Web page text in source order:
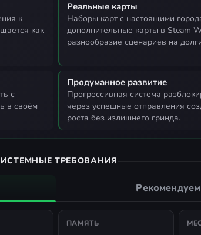
как
Реальные карты
наборы карт с настоящими городами мира, плюс
дополнительные карты в Steam
разнообразие сценариев на
в своём
Продуманное развитие
прогрессивная система разблокировки технологий
через успешные отправления
роста без излишнего гринда.
ТРЕБОВАНИЯ
ПАМЯТЬ